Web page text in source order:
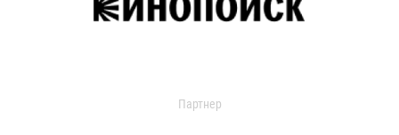
Партнер